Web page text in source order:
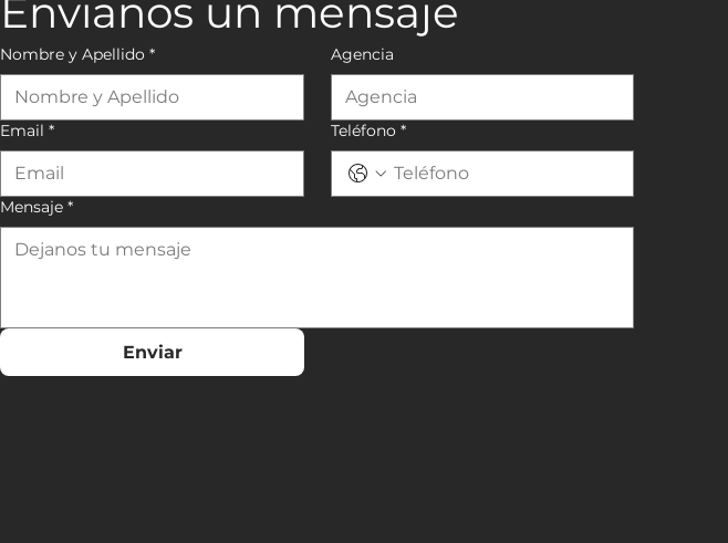
Envianos un mensaje
Nombre y Apellido * Agencia
Email * Teléfono *
Mensaje *
Enviar